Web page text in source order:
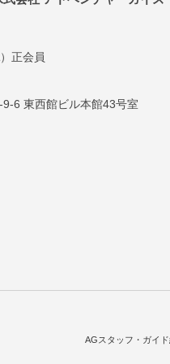
正会員
6 東西館ビル本館43号室
AGスタッフ・ガイ